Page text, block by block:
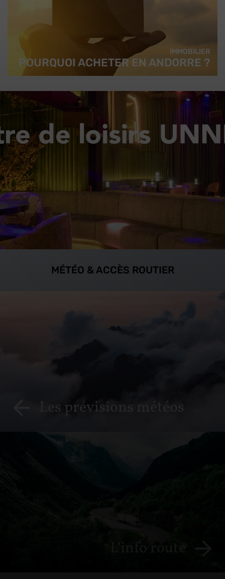
IMMOBILIER
POURQUOI ACHETER EN ANDORRE ?
MÉTÉO & ACCÈS ROUTIER
Les prévisions météos